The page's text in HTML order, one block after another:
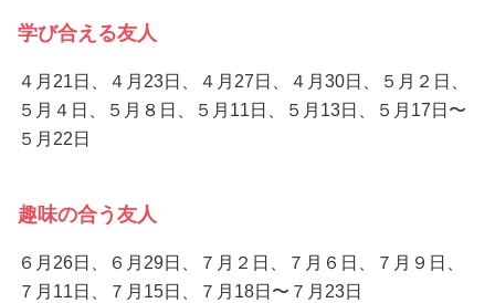
学び合える友人
４月21日、４月23日、４月27日、４月30日、５月２日、
５月４日、５月８日、５月11日、５月13日、５月17日〜
５月22日
趣味の合う友人
６月26日、６月29日、７月２日、７月６日、７月９日、
７月11日、７月15日、７月18日〜７月23日